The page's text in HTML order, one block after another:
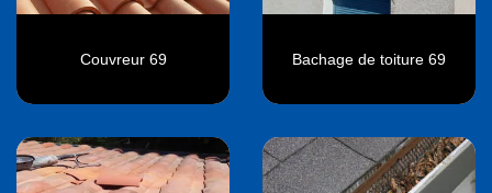
Couvreur 69 Bachage de toiture 69